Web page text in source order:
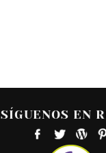
SÍGUENOS EN